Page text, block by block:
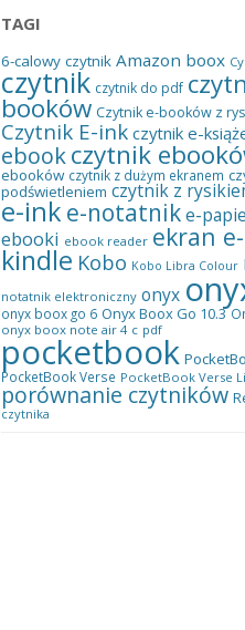
TAGI
6-calowy czytnik Amazon boox
czytnik czytnik do pdf
booków Czytnik e-booków z
Czytnik E-ink czytnik e-
ebookczytnik
ebooków czytnik z dużym ekranem
podświetleniem czytnik z
e-ink e-notatnike-
ebooki ebook reader ekran
kindle Kobo Kobo Libra Colour
notatnik elektroniczny onyx
onyx boox go 6 Onyx Boox Go 10.3
onyx boox note air 4 c pdf
pocketbook
PocketBook Verse PocketBook Verse
porównanie czytników
czytnika